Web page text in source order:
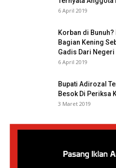
6 April 2019
Korban di
Bagian Kening
Gadis Dari
6 April 2019
Bupati Adirozal
Besok Di Periksa
3 Maret 2019